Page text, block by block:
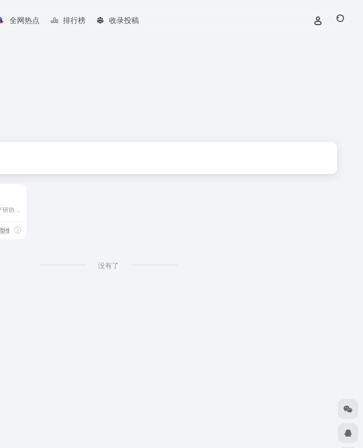
全网热点 排行榜 收录投稿
生成
没有了